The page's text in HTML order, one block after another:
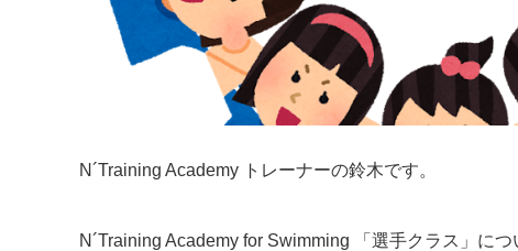
N´Training Academy トレーナーの鈴木です。
N´Training Academy for Swimming 「選手クラス」に